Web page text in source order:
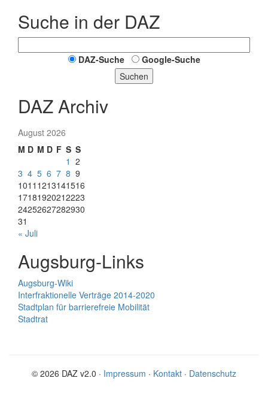
Suche in der DAZ
DAZ-Suche
Google-Suche
Suchen
DAZ Archiv
August 2026
M D M D F S S
1 2
3 4 5 6 7 8 9
1011 1213141516
17181920212223
24252627282930
31
« Juli
Augsburg-Links
Augsburg-Wiki
Interfraktionelle Verträge 2014-2020
Stadtplan für barrierefreie Mobilität
Stadtrat
© 2026 DAZ v2.0 · Impressum · Kontakt · Datenschutz